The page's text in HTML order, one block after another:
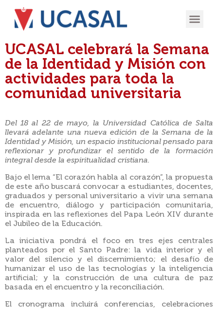
UCASAL celebrará la Semana
de la Identidad y Misión con
actividades para toda la
comunidad universitaria
Del 18 al 22 de mayo, la Universidad Católica de Salta
llevará adelante una nueva edición de la Semana de la
Identidad y Misión, un espacio institucional pensado para
reflexionar y profundizar el sentido de la formación
integral desde la espiritualidad cristiana.
Bajo el lema “El corazón habla al corazón”, la propuesta
de este año buscará convocar a estudiantes, docentes,
graduados y personal universitario a vivir una semana
de encuentro, diálogo y participación comunitaria,
inspirada en las reflexiones del Papa León XIV durante
el Jubileo de la Educación.
La iniciativa pondrá el foco en tres ejes centrales
planteados por el Santo Padre: la vida interior y el
valor del silencio y el discernimiento; el desafío de
humanizar el uso de las tecnologías y la inteligencia
artificial; y la construcción de una cultura de paz
basada en el encuentro y la reconciliación.
El cronograma incluirá conferencias, celebraciones